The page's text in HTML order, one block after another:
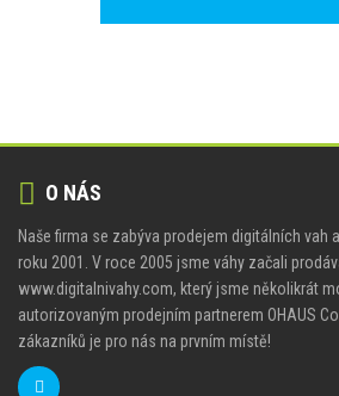
O NÁS
Naše firma se zabýva prodejem digitálních vah
roku 2001. V roce 2005 jsme váhy začali
www.digitalnivahy.com, který jsme několikrát
autorizovaným prodejním partnerem OHAUS
zákazníků je pro nás na prvním místě!